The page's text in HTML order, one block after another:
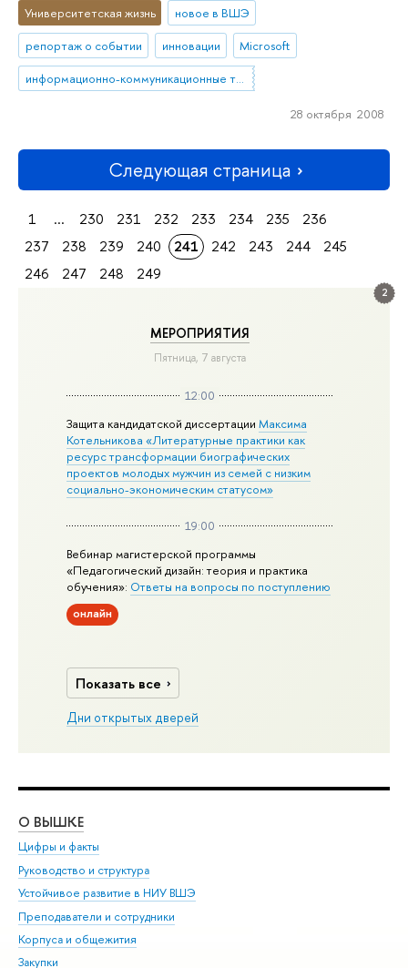
2
МЕРОПРИЯТИЯ
Пятница, 7 августа
12:00
Защита кандидатской диссертацииМаксима
Котельникова «Литературные практики как
ресурс трансформации биографических
проектов молодых мужчин из семей с низким
социально-экономическим статусом»
19:00
Вебинар магистерской программы
«Педагогический дизайн: теория и практика
обучения»: Ответы на вопросы по поступлению
онлайн
Показать все
Дни открытых дверей
Университетская жизнь
новое в ВШЭ
репортаж о событии
инновации
Microsoft
информационно-коммуникационные технологии
28 октября 2008
Следующая страница
1 ... 230 231 232 233 234 235
236
237
238 239 240 241 242 243 244
245
246
247 248 249
О ВЫШКЕ
Цифры и факты
Руководство и структура
Устойчивое развитие в НИУ ВШЭ
Преподаватели и сотрудники
Корпуса и общежития
Закупки